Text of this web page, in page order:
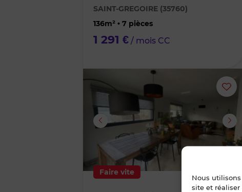
Nous
site et réaliser
SAINT-GREGOIRE (35760)
136m² • 7 pièces
1 291 € / mois CC
ou
Faire vite